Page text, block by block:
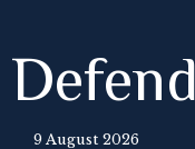
9 August 2026